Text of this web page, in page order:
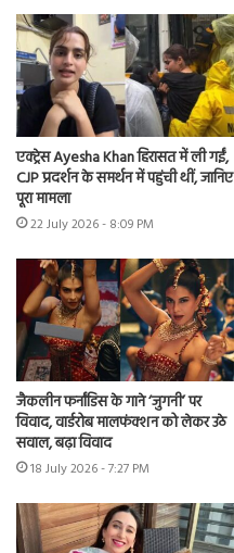
एक्ट्रेस Ayesha Khan हिरासत में ली गईं,
CJP प्रदर्शन के समर्थन में पहुंची थीं, जानिए
पूरा मामला
22 July 2026 - 8:09 PM
जैकलीन फर्नांडिस के गाने ‘जुगनी’ पर
विवाद, वार्डरोब मालफंक्शन को लेकर उठे
सवाल, बढ़ा विवाद
18 July 2026 - 7:27 PM